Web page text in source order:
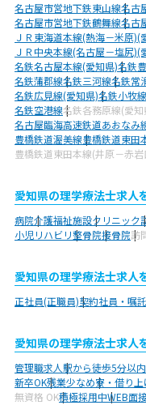
名古屋市営地下鉄東山線名古
名古屋市営地下鉄鶴舞線名古
ＪＲ東海道本線(熱海－米原)(
ＪＲ中央本線(名古屋－塩尻)(
名鉄名古屋本線(愛知県)名鉄
名鉄蒲郡線名鉄三河線名鉄常
名鉄広見線(愛知県)名鉄小牧線
名鉄空港線名鉄各務原線(愛知
名古屋臨海高速鉄道あおなみ
豊橋鉄道渥美線豊橋鉄道東田
豊橋鉄道東田本線(井原－赤岩
愛知県の理学療法士求人
病院介護福祉施設クリニック
小児リハビリ整骨院接骨院訪
愛知県の理学療法士求人
正社員(正職員)契約社員・嘱
愛知県の理学療法士求人
管理職求人駅から徒歩5分以内
新卒OK残業少なめ寮・借り上
無資格 OK積極採用中WEB面